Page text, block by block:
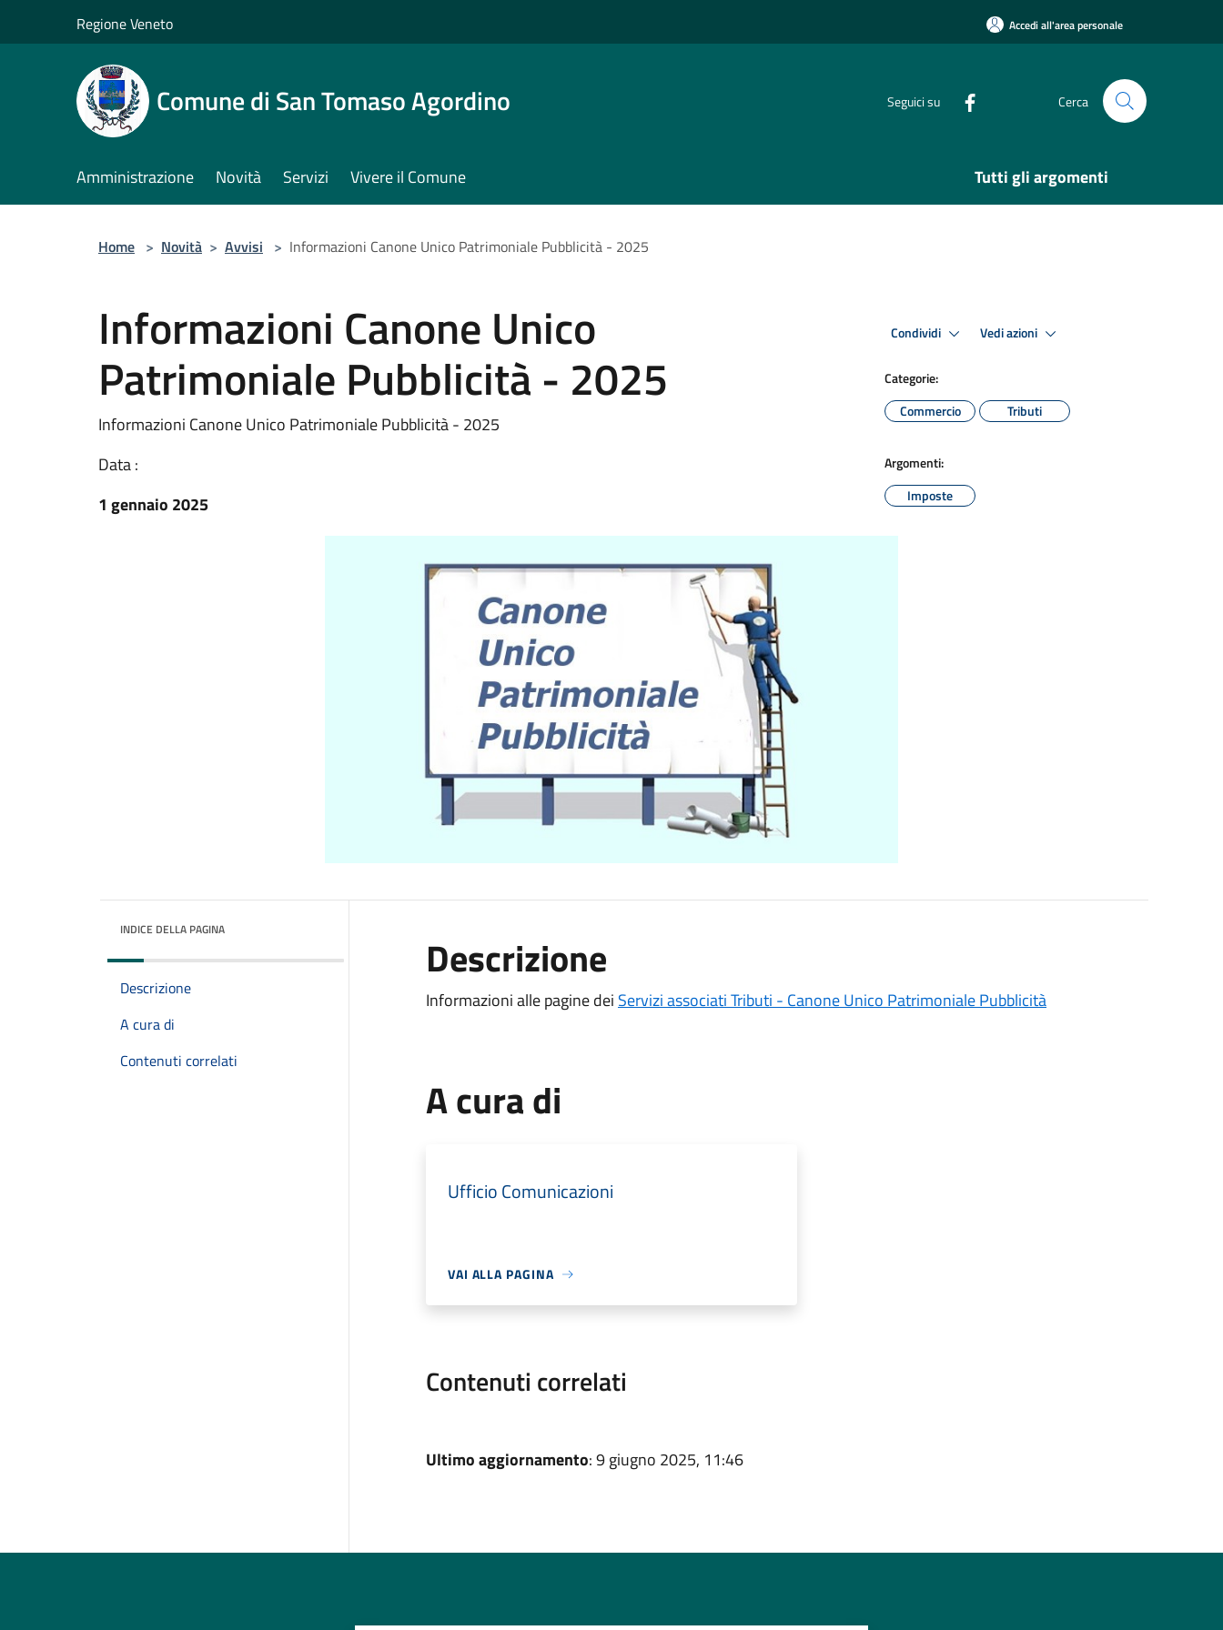
Regione Veneto Accedi all'area personale
Comune di San Tomaso Agordino Seguici su Cerca
Amministrazione Novità Servizi Vivere il Comune Tutti gli argomenti
Home > Novità > Avvisi > Informazioni Canone Unico Patrimoniale Pubblicità - 2025
Informazioni Canone Unico
Patrimoniale Pubblicità - 2025
Informazioni Canone Unico Patrimoniale Pubblicità - 2025
Data :
1 gennaio 2025
Condividi Vedi azioni
Categorie:
Commercio
Tributi
Argomenti:
Imposte
INDICE DELLA PAGINA
Descrizione
A cura di
Contenuti correlati
Descrizione
Informazioni alle pagine dei Servizi associati Tributi - Canone Unico Patrimoniale Pubblicità
A cura di
Ufficio Comunicazioni
VAI ALLA PAGINA
Contenuti correlati
Ultimo aggiornamento: 9 giugno 2025, 11:46